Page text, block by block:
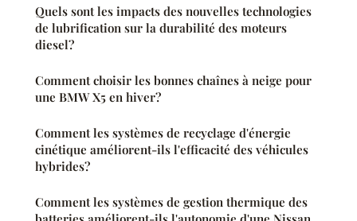
Quels sont les impacts des nouvelles technologies
de lubrification sur la durabilité des moteurs
diesel?
Comment choisir les bonnes chaînes à neige pour
une BMW X5 en hiver?
Comment les systèmes de recyclage d'énergie
cinétique améliorent-ils l'efficacité des véhicules
hybrides?
Comment les systèmes de gestion thermique des